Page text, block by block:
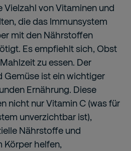
Vielzahl von Vitaminen und
die das Immunsystem
mit den Nährstoffen
Es empfiehlt sich, Obst
zu essen. Der
Gemüse ist ein wichtiger
Ernährung. Diese
nicht nur Vitamin C (was für
unverzichtbar ist),
Nährstoffe und
Körper helfen,